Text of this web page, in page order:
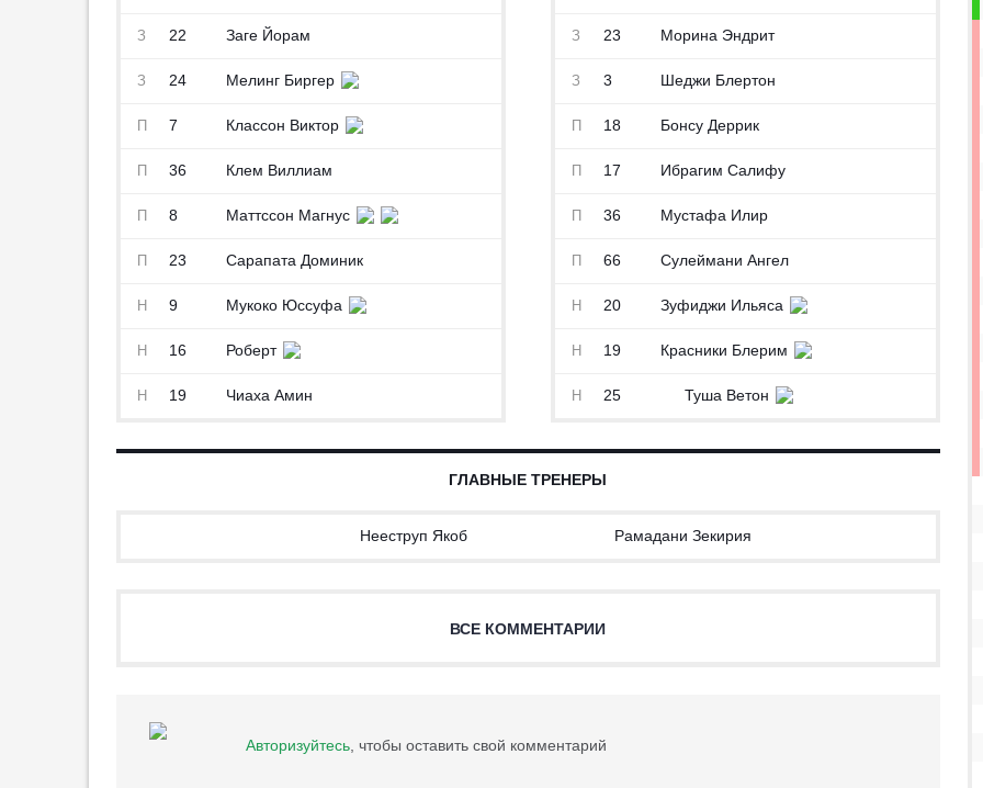
З 22 Заге Йорам
З 24 Мелинг Биргер
П 7 Классон Виктор
П 36 Клем Виллиам
П 8 Маттссон Магнус
П 23 Сарапата Доминик
Н 9 Мукоко Юссуфа
Н 16 Роберт
Н 19 Чиаха Амин
З 23 Морина Эндрит
З 3 Шеджи Блертон
П 18 Бонсу Деррик
П 17 Ибрагим Салифу
П 36 Мустафа Илир
П 66 Сулеймани Ангел
Н 20 Зуфиджи Ильяса
Н 19 Красники Блерим
Н 25 Туша Ветон
ГЛАВНЫЕ ТРЕНЕРЫ
Нееструп Якоб Рамадани Зекирия
ВСЕ КОММЕНТАРИИ
Авторизуйтесь, чтобы оставить свой комментарий